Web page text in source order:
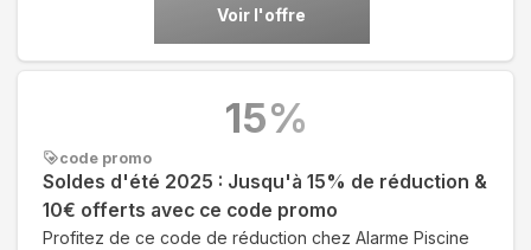
Voir l'offre
code promo
Soldes d'été 2025 : Jusqu'à 15% de réduction &
10€ offerts avec ce code promo
Profitez de ce code de réduction chez Alarme Piscine
15%